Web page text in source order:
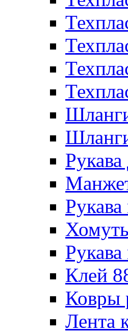
Клей
Ковры
Лента